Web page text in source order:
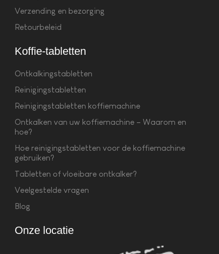
Verzending en bezorging
Retourbeleid
Koffie-tabletten
Ontkalkingstabletten
Reinigingstabletten
Reinigingstabletten koffiemachine
Ontkalken van uw koffiemachine – Waarom en
hoe?
Hoe reinigingstabletten voor de koffiemachine
gebruiken?
Tabletten of vloeibare ontkalker?
Veelgestelde vragen
Blog
Onze locatie